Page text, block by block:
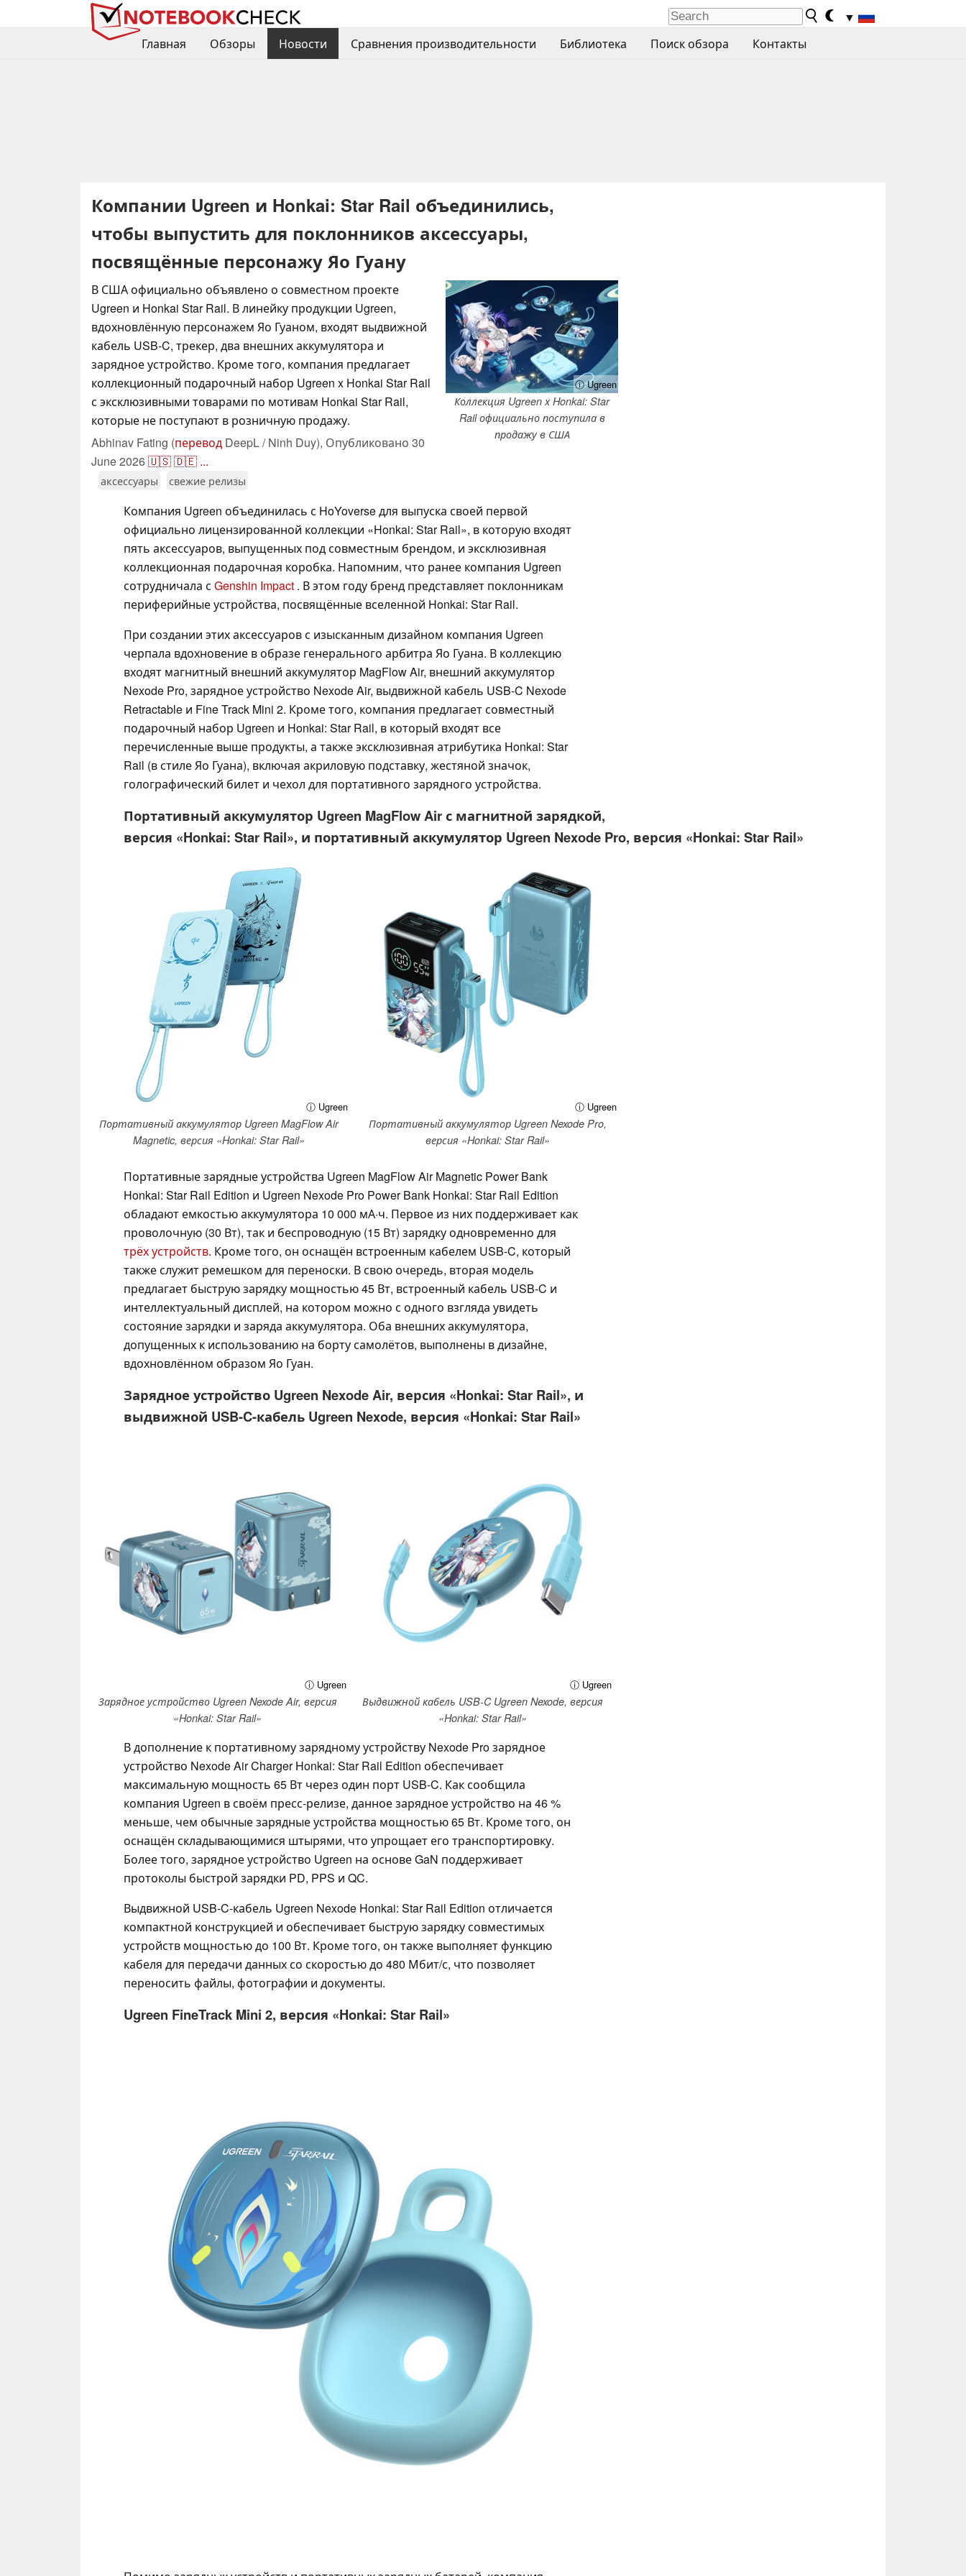
▼
Главная
Обзоры Новости Сравнения производительности Библиотека Поиск обзора Контакты
Компании Ugreen и Honkai: Star Rail объединились,
чтобы выпустить для поклонников аксессуары,
посвящённые персонажу Яо Гуану
ⓘ Ugreen
Коллекция Ugreen x Honkai: Star
Rail официально поступила в
продажу в США
В США официально объявлено о совместном проекте
Ugreen и Honkai Star Rail. В линейку продукции Ugreen,
вдохновлённую персонажем Яо Гуаном, входят выдвижной
кабель USB-C, трекер, два внешних аккумулятора и
зарядное устройство. Кроме того, компания предлагает
коллекционный подарочный набор Ugreen x Honkai Star Rail
с эксклюзивными товарами по мотивам Honkai Star Rail,
которые не поступают в розничную продажу.
Abhinav Fating (перевод DeepL / Ninh Duy), Опубликовано 30
June 2026🇺🇸🇩🇪 ...
аксессуары свежие релизы
Компания Ugreen объединилась с HoYoverse для выпуска своей первой
официально лицензированной коллекции «Honkai: Star Rail», в которую входят
пять аксессуаров, выпущенных под совместным брендом, и эксклюзивная
коллекционная подарочная коробка. Напомним, что ранее компания Ugreen
сотрудничала с Genshin Impact . В этом году бренд представляет поклонникам
периферийные устройства, посвящённые вселенной Honkai: Star Rail.
При создании этих аксессуаров с изысканным дизайном компания Ugreen
черпала вдохновение в образе генерального арбитра Яо Гуана. В коллекцию
входят магнитный внешний аккумулятор MagFlow Air, внешний аккумулятор
Nexode Pro, зарядное устройство Nexode Air, выдвижной кабель USB-C Nexode
Retractable и Fine Track Mini 2. Кроме того, компания предлагает совместный
подарочный набор Ugreen и Honkai: Star Rail, в который входят все
перечисленные выше продукты, а также эксклюзивная атрибутика Honkai: Star
Rail (в стиле Яо Гуана), включая акриловую подставку, жестяной значок,
голографический билет и чехол для портативного зарядного устройства.
Портативный аккумулятор Ugreen MagFlow Air с магнитной зарядкой,
версия «Honkai: Star Rail», и портативный аккумулятор Ugreen Nexode Pro, версия «Honkai: Star Rail»
ⓘ Ugreen
Портативный аккумулятор Ugreen MagFlow Air
Magnetic, версия «Honkai: Star Rail»
ⓘ Ugreen
Портативный аккумулятор Ugreen Nexode Pro,
версия «Honkai: Star Rail»
Портативные зарядные устройства Ugreen MagFlow Air Magnetic Power Bank
Honkai: Star Rail Edition и Ugreen Nexode Pro Power Bank Honkai: Star Rail Edition
обладают емкостью аккумулятора 10 000 мА·ч. Первое из них поддерживает как
проволочную (30 Вт), так и беспроводную (15 Вт) зарядку одновременно для
трёх устройств. Кроме того, он оснащён встроенным кабелем USB-C, который
также служит ремешком для переноски. В свою очередь, вторая модель
предлагает быструю зарядку мощностью 45 Вт, встроенный кабель USB-C и
интеллектуальный дисплей, на котором можно с одного взгляда увидеть
состояние зарядки и заряда аккумулятора. Оба внешних аккумулятора,
допущенных к использованию на борту самолётов, выполнены в дизайне,
вдохновлённом образом Яо Гуан.
Зарядное устройство Ugreen Nexode Air, версия «Honkai: Star Rail», и
выдвижной USB-C-кабель Ugreen Nexode, версия «Honkai: Star Rail»
ⓘ Ugreen
Зарядное устройство Ugreen Nexode Air, версия
«Honkai: Star Rail»
ⓘ Ugreen
Выдвижной кабель USB-C Ugreen Nexode, версия
«Honkai: Star Rail»
В дополнение к портативному зарядному устройству Nexode Pro зарядное
устройство Nexode Air Charger Honkai: Star Rail Edition обеспечивает
максимальную мощность 65 Вт через один порт USB-C. Как сообщила
компания Ugreen в своём пресс-релизе, данное зарядное устройство на 46 %
меньше, чем обычные зарядные устройства мощностью 65 Вт. Кроме того, он
оснащён складывающимися штырями, что упрощает его транспортировку.
Более того, зарядное устройство Ugreen на основе GaN поддерживает
протоколы быстрой зарядки PD, PPS и QC.
Выдвижной USB-C-кабель Ugreen Nexode Honkai: Star Rail Edition отличается
компактной конструкцией и обеспечивает быструю зарядку совместимых
устройств мощностью до 100 Вт. Кроме того, он также выполняет функцию
кабеля для передачи данных со скоростью до 480 Мбит/с, что позволяет
переносить файлы, фотографии и документы.
Ugreen FineTrack Mini 2, версия «Honkai: Star Rail»